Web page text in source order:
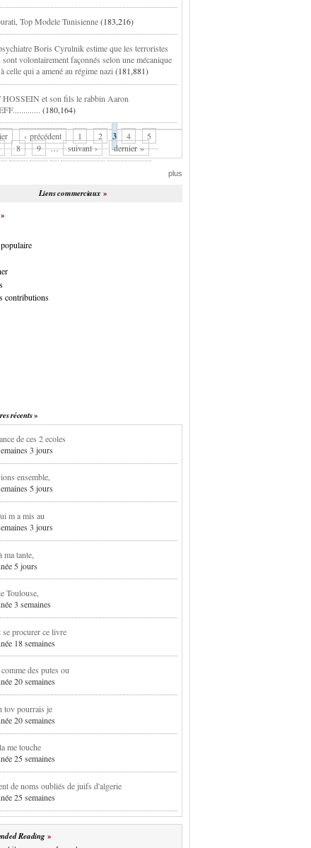
Top Modele Tunisienne(183,216)
Boris Cyrulnik estime que les terroristes
sont volontairement façonnés selon une mécanique
celle qui a amené au régime nazi (181,881)
HOSSEIN et son fils le rabbin Aaron
(180,164)
‹ précédent 1 2 3 4
5
8 9 … suivant › dernier »
plus
Liens commerciaux
contributions
récents
de ces 2 ecoles
3 jours
ensemble,
5 jours
m a mis au
3 jours
ma tante,
5 jours
Toulouse,
3 semaines
se procurer ce livre
18 semaines
des putes ou
20 semaines
tov pourrais je
20 semaines
me touche
25 semaines
de noms oubliés de juifs d'algerie
25 semaines
Reading